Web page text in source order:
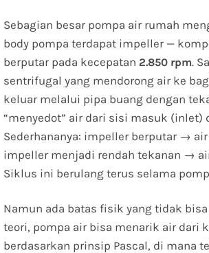
Sebagian besar pompa air rumah
body pompa terdapat impeller —
berputar pada kecepatan 2.850 rpm.
sentrifugal yang mendorong air ke
keluar melalui pipa buang dengan
“menyedot” air dari sisi masuk
Sederhananya: impeller berputar →
impeller menjadi rendah tekanan →
Siklus ini berulang terus selama
Namun ada batas fisik yang tidak
teori, pompa air bisa menarik air dari
berdasarkan prinsip Pascal, di mana